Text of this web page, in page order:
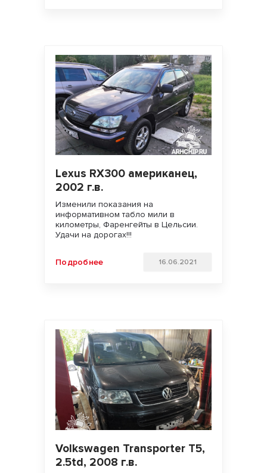
Lexus RX300 американец,
2002 г.в.
Изменили показания на
информативном табло мили в
километры, Фаренгейты в Цельсии.
Удачи на дорогах!!!
Подробнее 16.06.2021
Volkswagen Transporter T5,
2.5td, 2008 г.в.